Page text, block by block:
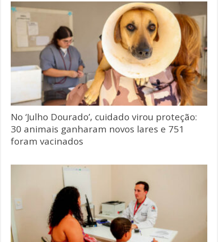
No ‘Julho Dourado’, cuidado virou proteção:
30 animais ganharam novos lares e 751
foram vacinados